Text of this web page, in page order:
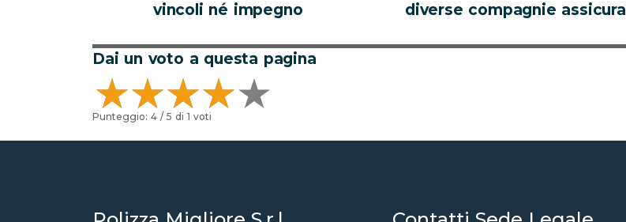
vincoli né impegno
diverse compagnie
Dai un voto a questa pagina
Punteggio: 4 / 5 di 1 voti